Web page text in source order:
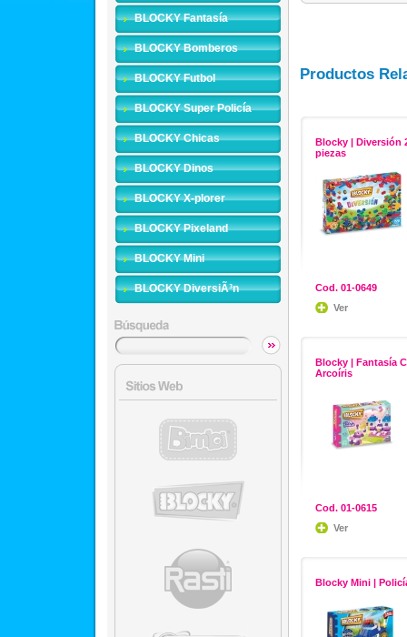
BLOCKY Fantasía
BLOCKY Bomberos
BLOCKY Futbol
BLOCKY Super Policía
BLOCKY Chicas
BLOCKY Dinos
BLOCKY X-plorer
BLOCKY Pixeland
BLOCKY Mini
BLOCKY DiversiÃ³n
Productos
Blocky | Diversión
piezas
Cod. 01-0649
Ver
Blocky | Fantasía
Arcoíris
Cod. 01-0615
Ver
Blocky Mini |